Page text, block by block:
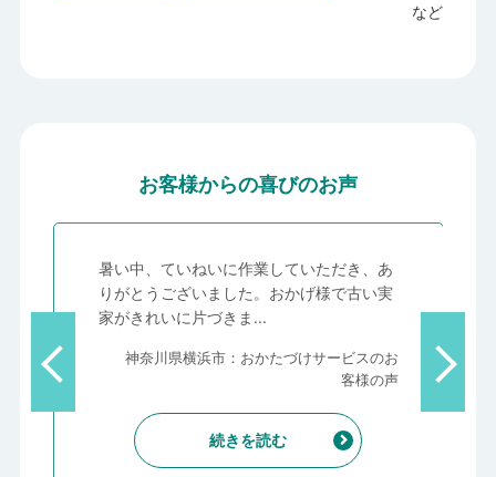
など
お客様からの喜びのお声
暑い中、ていねいに作業していただき、あ
りがとうございました。おかげ様で古い実
家がきれいに片づきま...
神奈川県横浜市：おかたづけサービスのお
客様の声
続きを読む